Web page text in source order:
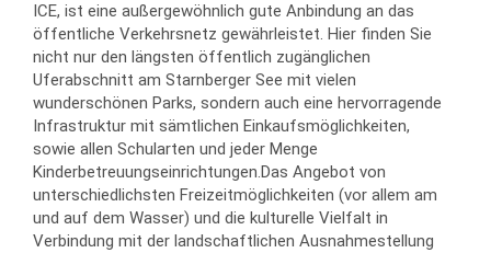
ICE, ist eine außergewöhnlich gute Anbindung an das
öffentliche Verkehrsnetz gewährleistet. Hier finden Sie
nicht nur den längsten öffentlich zugänglichen
Uferabschnitt am Starnberger See mit vielen
wunderschönen Parks, sondern auch eine hervorragende
Infrastruktur mit sämtlichen Einkaufsmöglichkeiten,
sowie allen Schularten und jeder Menge
Kinderbetreuungseinrichtungen.Das Angebot von
unterschiedlichsten Freizeitmöglichkeiten (vor allem am
und auf dem Wasser) und die kulturelle Vielfalt in
Verbindung mit der landschaftlichen Ausnahmestellung